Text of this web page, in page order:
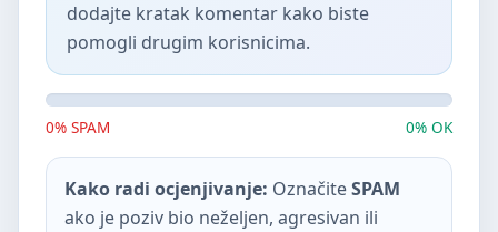
dodajte kratak komentar kako biste
pomogli drugim korisnicima.
0% SPAM 0% OK
Kako radi ocjenjivanje: OznačiteSPAM
ako je poziv bio neželjen, agresivan ili